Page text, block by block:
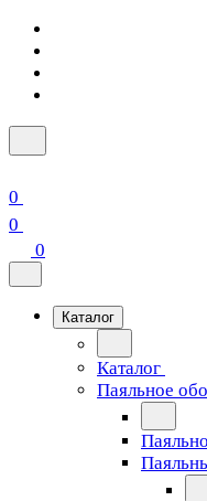
0
0
0
Каталог
Каталог
Паяльное